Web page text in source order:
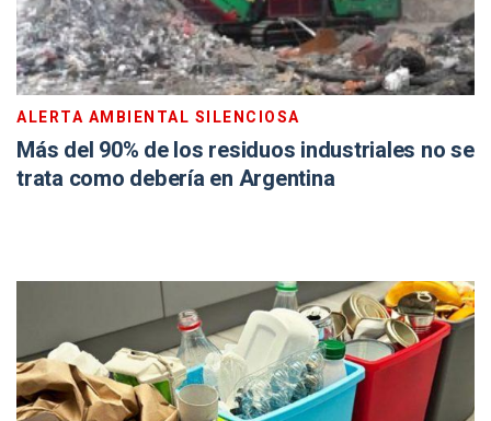
ALERTA AMBIENTAL SILENCIOSA
Más del 90% de los residuos industriales no se
trata como debería en Argentina